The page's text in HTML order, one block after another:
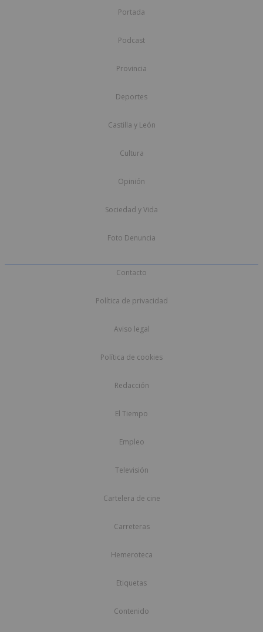
Portada
Podcast
Provincia
Deportes
Castilla y León
Cultura
Opinión
Sociedad y Vida
Foto Denuncia
Contacto
Política de privacidad
Aviso legal
Política de cookies
Redacción
El Tiempo
Empleo
Televisión
Cartelera de cine
Carreteras
Hemeroteca
Etiquetas
Contenido